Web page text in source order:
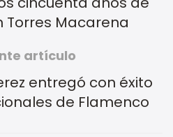
Torres Macarena
artículo
entregó con éxito
de Flamenco